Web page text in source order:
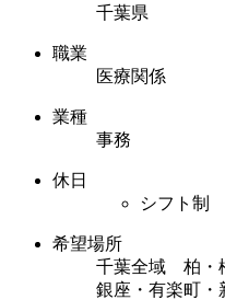
千葉県
職業
医療関係
業種
事務
休日
シフト制
希望場所
千葉全域 柏・
銀座・有楽町